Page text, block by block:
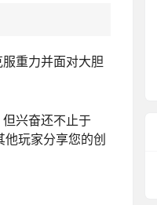
重力并面对大胆
兴奋还不止于
他玩家分享您的创